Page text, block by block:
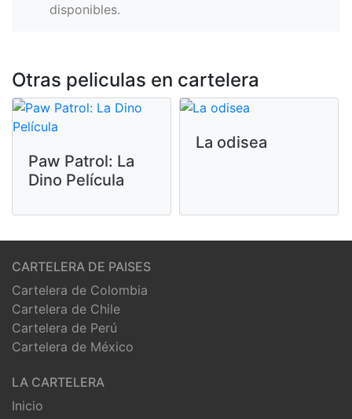
disponibles.
Otras peliculas en cartelera
Paw Patrol: La
Dino Película
La odisea
CARTELERA DE PAISES
Cartelera de Colombia
Cartelera de Chile
Cartelera de Perú
Cartelera de México
LA CARTELERA
Inicio